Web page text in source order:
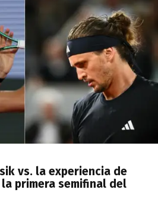
vs. la experiencia de
primera semifinal del